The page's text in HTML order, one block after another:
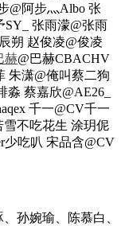
@阿步灬Albo 张
SY_ 张雨濛@张雨
朔 赵俊凌@俊凌
赫@巴赫CBACHV
朱潇@俺叫蔡二狗
蔡嘉欣@AE26_
千一@CV千一
雪不吃花生 涂玥伲
少吃叭 宋品含@CV
孙婉瑜、陈慕白、